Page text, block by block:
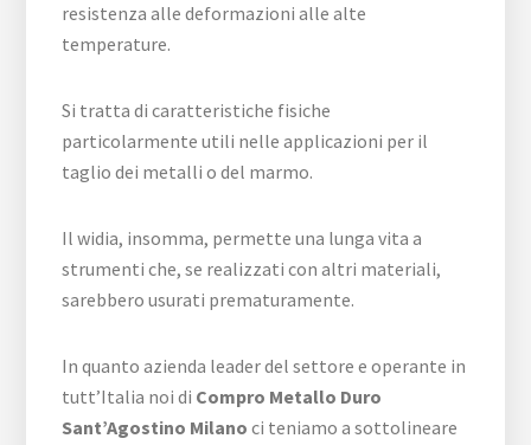
resistenza alle deformazioni alle alte
temperature.
Si tratta di caratteristiche fisiche
particolarmente utili nelle applicazioni per il
taglio dei metalli o del marmo.
Il widia, insomma, permette una lunga vita a
strumenti che, se realizzati con altri materiali,
sarebbero usurati prematuramente.
In quanto azienda leader del settore e operante in
tutt’Italia noi di Compro Metallo Duro
Sant’Agostino Milanoci teniamo a sottolineare